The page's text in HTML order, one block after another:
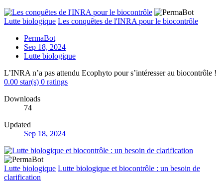
Lutte biologique Les conquêtes de l'INRA pour le biocontrôle
PermaBot
Sep 18, 2024
Lutte biologique
L’INRA n’a pas attendu Ecophyto pour s’intéresser au biocontrôle !
0.00 star(s) 0 ratings
Downloads
74
Updated
Sep 18, 2024
Lutte biologique Lutte biologique et biocontrôle : un besoin de
clarification